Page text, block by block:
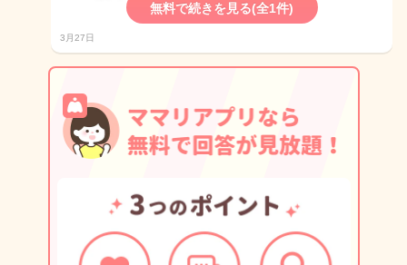
無料で続きを見る(全1件)
3月27日